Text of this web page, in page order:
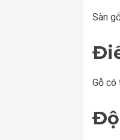
Sàn
Gỗ có